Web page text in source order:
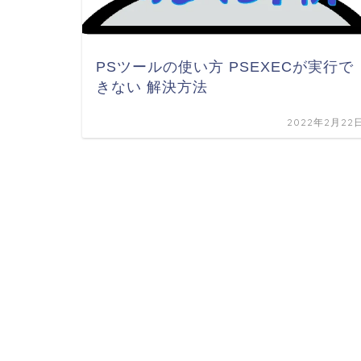
PSツールの使い方 PSEXECが実行で
きない 解決方法
2022年2月22